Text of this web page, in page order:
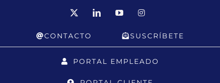
LinkedInYouTubeInstagram
CONTACTO SUSCRÍBETE
PORTAL EMPLEADO